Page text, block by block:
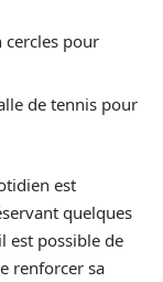
cercles pour
de tennis pour
est
quelques
est possible de
renforcer sa